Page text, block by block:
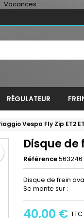
RÉGULATEUR
Vespa Fly Zip ET2
Disque de
Référence563246
Disque de frein
Se monte sur :
40,00 € TTC
ajouter des produits